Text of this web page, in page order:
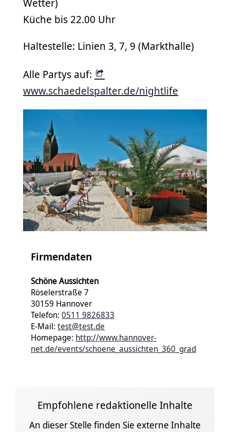
Wetter)
Küche bis 22.00 Uhr
Haltestelle: Linien 3, 7, 9 (Markthalle)
Alle Partys auf:
www.schaedelspalter.de/nightlife
Firmendaten
Schöne Aussichten
Röselerstraße 7
30159 Hannover
Telefon: 0511 9826833
E-Mail: test@test.de
Homepage: http://www.hannover-
net.de/events/schoene_aussichten_360_grad
Empfohlene redaktionelle Inhalte
An dieser Stelle finden Sie externe Inhalte